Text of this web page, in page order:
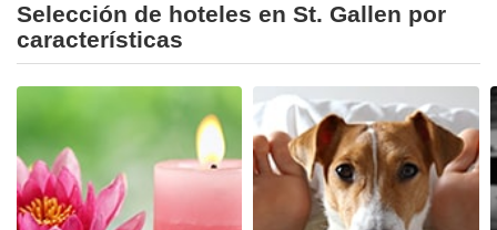
Selección de hoteles en St. Gallen por
características